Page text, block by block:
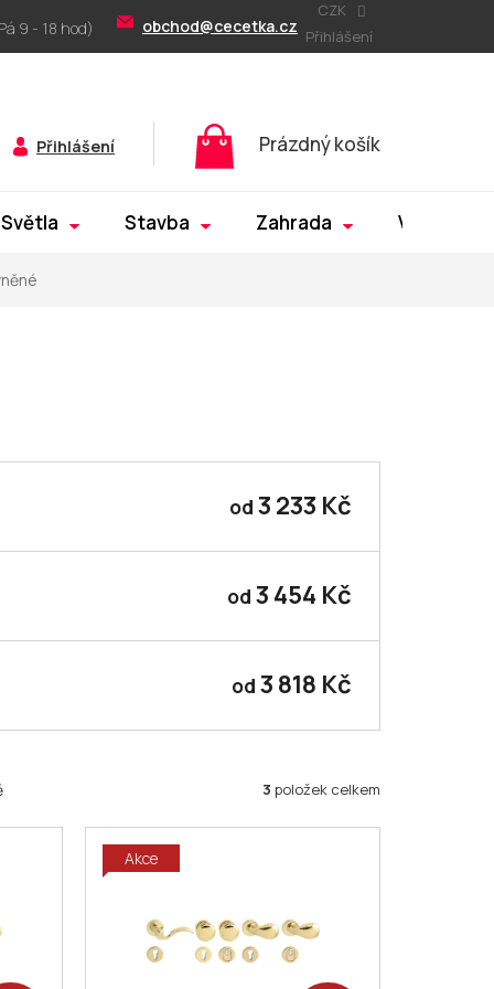
obchod@cecetka.cz
CZK
Přihlášení
Přihlášení
Nákupní
košík
Prázdný košík
Světla Stavba Zahrada Výprodej
od 3 233 Kč
od 3 454 Kč
od 3 818 Kč
3 položek celkem
Akce